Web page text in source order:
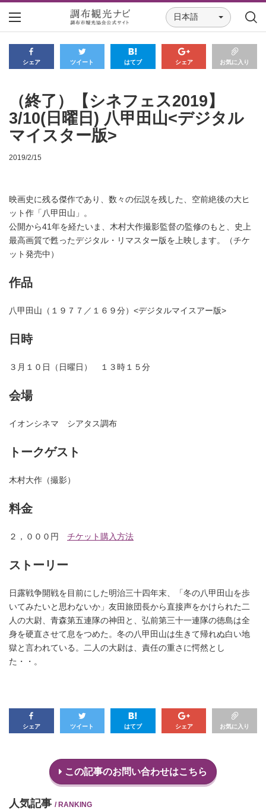
日本語
シェア ツイート はてブ シェア お気に入り
（終了）【シネフェス2019】
3/10(日曜日) 八甲田山<デジタル
マイスター版>
2019/2/15
映画史に残る傑作であり、数々の伝説を残した、空前絶後の大ヒ
ット作「八甲田山」。
公開から41年を経たいま、木村大作撮影監督の監修のもと、史上
最高画質で甦ったデジタル・リマスター版を上映します。（チケ
ット発売中）
作品
八甲田山（１９７７／１６９分）<デジタルマイスアー版>
日時
３月１０日（日曜日） １３時１５分
会場
イオンシネマ シアタス調布
トークゲスト
木村大作（撮影）
料金
２，０００円 チケット購入方法
ストーリー
日露戦争開戦を目前にした明治三十四年末、「冬の八甲田山を歩
いてみたいと思わないか」友田旅団長から直接声をかけられた二
人の大尉、青森第五連隊の神田と、弘前第三十一連隊の徳島は全
身を硬直させて息をつめた。冬の八甲田山は生きて帰れぬ白い地
獄と言われている。二人の大尉は、責任の重さに愕然とし
た・・。
シェア ツイート はてブ シェア お気に入り
この記事のお問い合わせはこちら
人気記事 / RANKING